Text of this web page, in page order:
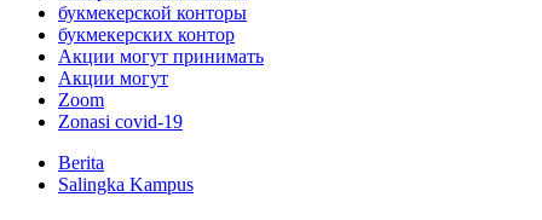
букмекерской конторы
букмекерских контор
Акции могут принимать
Акции могут
Zoom
Zonasi covid-19
Berita
Salingka Kampus